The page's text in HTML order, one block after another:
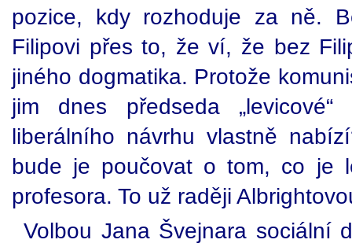
pozice, kdy rozhoduje za ně.
Filipovi přes to, že ví, že bez
jiného dogmatika. Protože
jim dnes předseda
liberálního návrhu vlastně
bude je poučovat o tom, co je
profesora. To už raději
Volbou Jana Švejnara sociální